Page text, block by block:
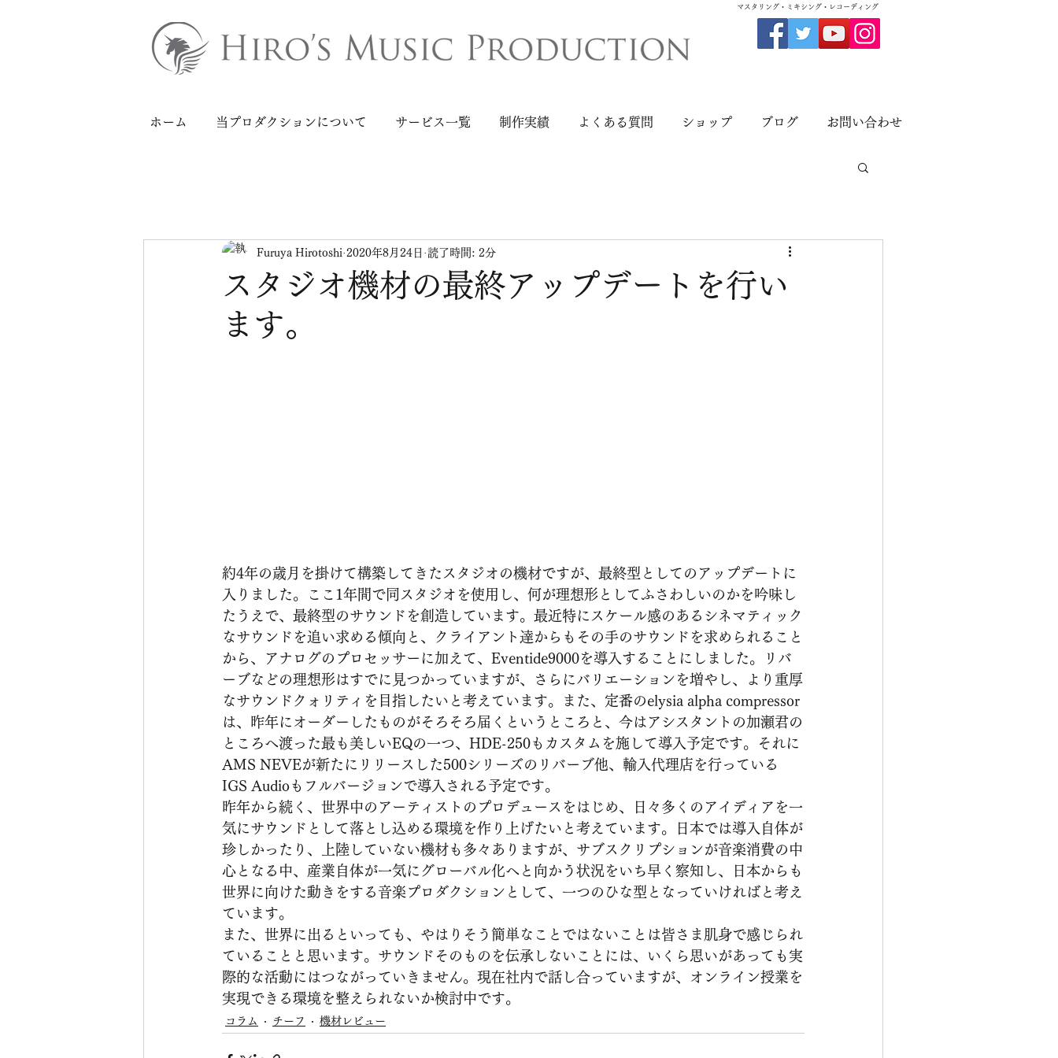
​マスタリング・ミキシング・レコーディング
ホーム 当プロダクションについて サービス一覧 制作実績 よくある質問 ショップ ブログ お問い合わせ
スタジオ機材の最終アップデートを行い
ます。
Furuya Hirotoshi 2020年8月24日 読了時間: 2分
約4年の歳月を掛けて構築してきたスタジオの機材ですが、最終型としてのアップデートに
入りました。ここ1年間で同スタジオを使用し、何が理想形としてふさわしいのかを吟味し
たうえで、最終型のサウンドを創造しています。最近特にスケール感のあるシネマティック
なサウンドを追い求める傾向と、クライアント達からもその手のサウンドを求められること
から、アナログのプロセッサーに加えて、Eventide9000を導入することにしました。リバ
ーブなどの理想形はすでに見つかっていますが、さらにバリエーションを増やし、より重厚
なサウンドクォリティを目指したいと考えています。また、定番のelysia alpha compressor
は、昨年にオーダーしたものがそろそろ届くというところと、今はアシスタントの加瀬君の
ところへ渡った最も美しいEQの一つ、HDE-250もカスタムを施して導入予定です。それに
AMS NEVEが新たにリリースした500シリーズのリバーブ他、輸入代理店を行っている
IGS Audioもフルバージョンで導入される予定です。
昨年から続く、世界中のアーティストのプロデュースをはじめ、日々多くのアイディアを一
気にサウンドとして落とし込める環境を作り上げたいと考えています。日本では導入自体が
珍しかったり、上陸していない機材も多々ありますが、サブスクリプションが音楽消費の中
心となる中、産業自体が一気にグローバル化へと向かう状況をいち早く察知し、日本からも
世界に向けた動きをする音楽プロダクションとして、一つのひな型となっていければと考え
ています。
また、世界に出るといっても、やはりそう簡単なことではないことは皆さま肌身で感じられ
ていることと思います。サウンドそのものを伝承しないことには、いくら思いがあっても実
際的な活動にはつながっていきません。現在社内で話し合っていますが、オンライン授業を
実現できる環境を整えられないか検討中です。
コラム チーフ 機材レビュー